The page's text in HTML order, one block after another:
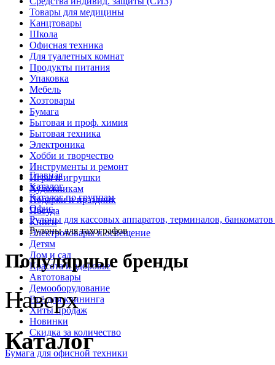
Товары для медицины
Канцтовары
Школа
Офисная техника
Для туалетных комнат
Продукты питания
Упаковка
Мебель
Хозтовары
Бумага
Бытовая и проф. химия
Бытовая техника
Электроника
Хобби и творчество
Инструменты и ремонт
Игры и игрушки
Художникам
Подарки и праздник
Посуда
Книги
Электротовары и освещение
Детям
Дом и сад
Красота и здоровье
Автотовары
Демооборудование
Всё для клининга
Хиты продаж
Новинки
Скидка за количество
Бумага для офисной техники
Главная
Каталог
Каталог по группам
Офис
Рулоны для кассовых аппаратов, терминалов, банкоматов
Рулоны для тахографов
Популярные бренды
Наверх
Каталог